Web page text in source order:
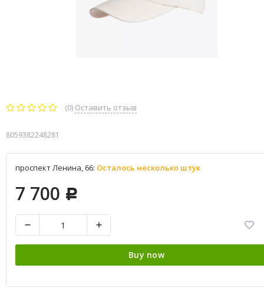
(0) Оставить отзыв
8059382248281
проспект Ленина, 66: Осталось несколько штук
7 700 Р
Buy now